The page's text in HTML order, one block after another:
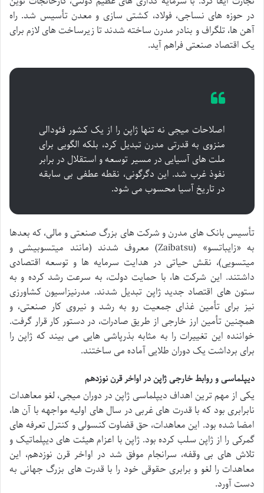
در حوزه های نساجی، فولاد، کشتی سازی و معدن تأسیس شد. راه
آهن ها، تلگراف و بنادر مدرن ساخته شدند تا زیرساخت های لازم برای
یک اقتصاد صنعتی فراهم آید.
اصلاحات میجی نه تنها ژاپن را از یک کشور فئودالی
منزوی به قدرتی مدرن تبدیل کرد، بلکه الگویی برای
ملت های آسیایی در مسیر توسعه و استقلال در برابر
نفوذ غرب شد. این دگرگونی، نقطه عطفی بی سابقه
در تاریخ آسیا محسوب می شود.
تأسیس بانک های مدرن و شرکت های بزرگ صنعتی و مالی، که بعدها
به «زایباتسو» (Zaibatsu) معروف شدند (مانند میتسوبیشی و
میتسویی)، نقش حیاتی در هدایت سرمایه ها و توسعه اقتصادی
داشتند. این شرکت ها، با حمایت دولت، به سرعت رشد کرده و به
ستون های اقتصاد جدید ژاپن تبدیل شدند. مدرنیزاسیون کشاورزی
نیز برای تأمین غذای جمعیت رو به رشد و نیروی کار صنعتی، و
همچنین تأمین ارز خارجی از طریق صادرات، در دستور کار قرار گرفت.
خواننده این تغییرات را به مثابه بذرپاشی هایی می بیند که ژاپن را
برای برداشت یک دوران طلایی آماده می ساختند.
دیپلماسی و روابط خارجی ژاپن در اواخر قرن نوزدهم
یکی از مهم ترین اهداف دیپلماسی ژاپن در دوران میجی، لغو معاهدات
نابرابری بود که با قدرت های غربی در سال های اولیه مواجهه با آن ها،
امضا شده بود. این معاهدات، حق قضاوت کنسولی و کنترل تعرفه های
گمرکی را از ژاپن سلب کرده بود. ژاپن با اعزام هیئت های دیپلماتیک و
تلاش های بی وقفه، سرانجام موفق شد در اواخر قرن نوزدهم، این
معاهدات را لغو و برابری حقوقی خود را با قدرت های بزرگ جهانی به
دست آورد.